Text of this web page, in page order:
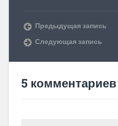
Предыдущая запись
Следующая запись
5 комментариев